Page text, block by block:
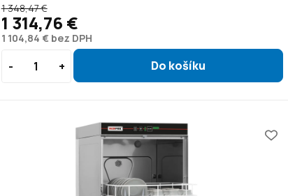
1 104,84 € bez DPH
1 348,47 €
1 314,76 €